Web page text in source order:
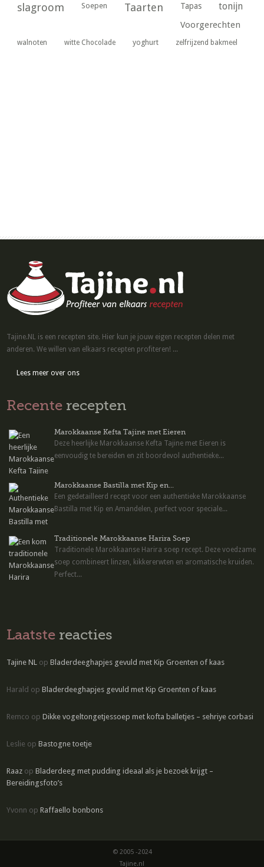
slagroom Soepen Taarten Tapas tonijn
Voorgerechten
walnoten witte Chocolade yoghurt zelfrijzend bakmeel
Tajine.NL is een recepten site. Hier kun je jouw eigen recepten delen met
anderen. We willen van elkaars recepten profiteren! ...
Lees meer over ons
Recente recepten
Marokkaanse Kefta Tajine met Eieren
Deze heerlijke Marokkaanse Kefta Tajine met Eieren is
eenvoudig te bereiden en zit boordevol authentieke...
Marokkaanse Bastilla met Kip en...
Een gedetailleerd recept voor een authentieke Marokkaanse
Bastilla met Kip en Amandelen, perfect voor speciale...
Traditionele Marokkaanse Harira Soep
Traditionele Marokkaanse Harira soep recept. Deze voedzame
soep combineert linzen, kikkererwten en aromatische kruiden.
Perfect...
Laatste reacties
Tajine NL opBladerdeeghapjes gevuld met Kip Groenten of kaas
Harald opBladerdeeghapjes gevuld met Kip Groenten of kaas
Remco opDikke vogeltongetjessoep met kofta balletjes – sehriye corbasi
Leslie opBastogne toetje
Raaz opBladerdeeg met pudding ideaal als je bezoek krijgt –
Bereidingsfoto’s
Yvonn opRaffaello bonbons
© 2005 -2024
Tajine.nl